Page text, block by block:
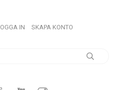
IN SKAPA KONTO